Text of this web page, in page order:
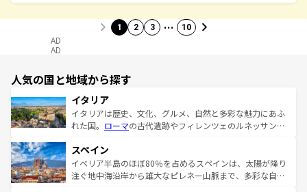
1 2 3 … 10
AD
AD
人気の国と地域から探す
イタリア
イタリアは歴史、文化、グルメ、自然と多彩な魅力にあふ
れた国。 ローマの古代遺跡やフィレンツェのルネッサンス
ろん、トスカーナの美しい田園風景やアマルフィ海岸の絶
景など、自然景観も見逃せない。観光の合間には、本場の
ピザやパスタなど、絶品のイタリア料理を堪能することも
スペイン
イベリア半島のほぼ80％を占めるスペインは、太陽が降り
注ぐ地中海沿岸から雄大なピレネー山脈まで、多彩な自然